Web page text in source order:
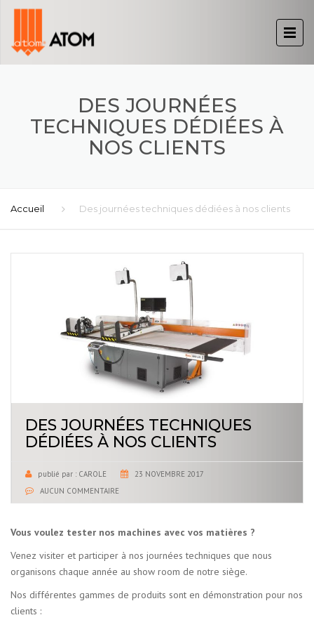
DES JOURNÉES
TECHNIQUES DÉDIÉES À
NOS CLIENTS
Accueil Des journées techniques dédiées à nos clients
DES JOURNÉES TECHNIQUES
DÉDIÉES À NOS CLIENTS
publié par : CAROLE
23 NOVEMBRE 2017
AUCUN COMMENTAIRE
Vous voulez tester nos machines avec vos matières ?
Venez visiter et participer à nos journées techniques que nous
organisons chaque année au show room de notre siège.
Nos différentes gammes de produits sont en démonstration pour nos
clients :